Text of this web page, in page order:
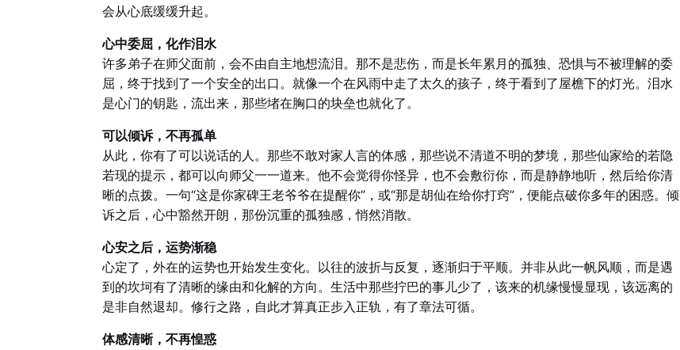
会从心底缓缓升起。
心中委屈，化作泪水
许多弟子在师父面前，会不由自主地想流泪。那不是悲伤，而是长年累月的孤独、恐惧与不被理解的委
屈，终于找到了一个安全的出口。就像一个在风雨中走了太久的孩子，终于看到了屋檐下的灯光。泪水
是心门的钥匙，流出来，那些堵在胸口的块垒也就化了。
可以倾诉，不再孤单
从此，你有了可以说话的人。那些不敢对家人言的体感，那些说不清道不明的梦境，那些仙家给的若隐
若现的提示，都可以向师父一一道来。他不会觉得你怪异，也不会敷衍你，而是静静地听，然后给你清
晰的点拨。一句“这是你家碑王老爷爷在提醒你”，或“那是胡仙在给你打窍”，便能点破你多年的困惑。倾
诉之后，心中豁然开朗，那份沉重的孤独感，悄然消散。
心安之后，运势渐稳
心定了，外在的运势也开始发生变化。以往的波折与反复，逐渐归于平顺。并非从此一帆风顺，而是遇
到的坎坷有了清晰的缘由和化解的方向。生活中那些拧巴的事儿少了，该来的机缘慢慢显现，该远离的
是非自然退却。修行之路，自此才算真正步入正轨，有了章法可循。
体感清晰，不再惶惑